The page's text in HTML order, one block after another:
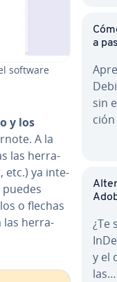
software
y los
A la
las he­rra­
etc.) ya in­te­
o flechas
las he­rra­
a
sin
¿Te
y el
las…